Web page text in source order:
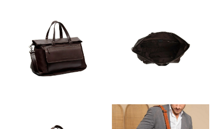
Bubbles
Sluis